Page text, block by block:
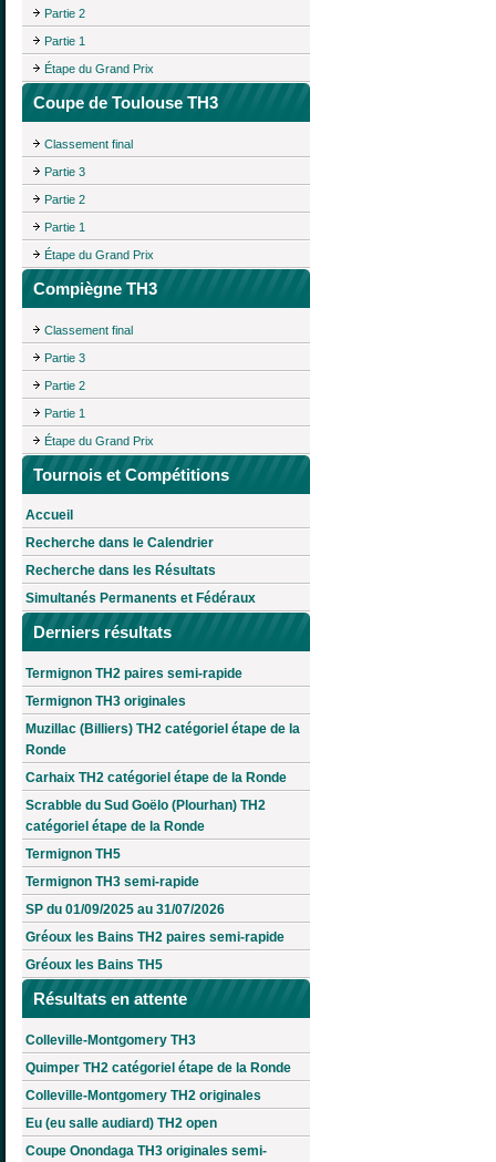
Partie 2
Partie 1
Étape du Grand Prix
Coupe de Toulouse TH3
Classement final
Partie 3
Partie 2
Partie 1
Étape du Grand Prix
Compiègne TH3
Classement final
Partie 3
Partie 2
Partie 1
Étape du Grand Prix
Tournois et Compétitions
Accueil
Recherche dans le Calendrier
Recherche dans les Résultats
Simultanés Permanents et Fédéraux
Derniers résultats
Termignon TH2 paires semi-rapide
Termignon TH3 originales
Muzillac (Billiers) TH2 catégoriel étape de la
Ronde
Carhaix TH2 catégoriel étape de la Ronde
Scrabble du Sud Goëlo (Plourhan) TH2
catégoriel étape de la Ronde
Termignon TH5
Termignon TH3 semi-rapide
SP du 01/09/2025 au 31/07/2026
Gréoux les Bains TH2 paires semi-rapide
Gréoux les Bains TH5
Résultats en attente
Colleville-Montgomery TH3
Quimper TH2 catégoriel étape de la Ronde
Colleville-Montgomery TH2 originales
Eu (eu salle audiard) TH2 open
Coupe Onondaga TH3 originales semi-